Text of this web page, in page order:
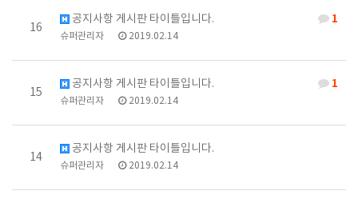
16
1
공지사항 게시판 타이틀입니다.
슈퍼관리자 2019.02.14
15
1
공지사항 게시판 타이틀입니다.
슈퍼관리자 2019.02.14
14
공지사항 게시판 타이틀입니다.
슈퍼관리자 2019.02.14